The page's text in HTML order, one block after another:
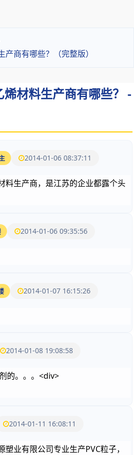
商有哪些？（完整版）
材料生产商有哪些？ -
2014-01-06 08:37:11
料生产商，是江苏的企业都露个头
2014-01-06 09:35:56
2014-01-07 16:15:26
2014-01-08 19:08:58
的。。。<div>
2014-01-11 16:08:11
业有限公司专业生产PVC粒子，